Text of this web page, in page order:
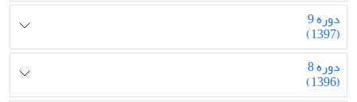
دوره 9
(1397)
دوره 8
(1396)